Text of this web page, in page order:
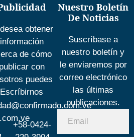
obtener
información
de cómo
publicar con
puedes
Escríbirnos
+58-0424-
Nuestro Boletín
De Noticias
Suscríbase a
nuestro boletín y
le enviaremos por
correo electrónico
las últimas
publicaciones.